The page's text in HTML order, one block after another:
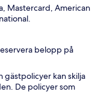
Mastercard, American
belopp på
gästpolicyer kan skilja
De policyer som